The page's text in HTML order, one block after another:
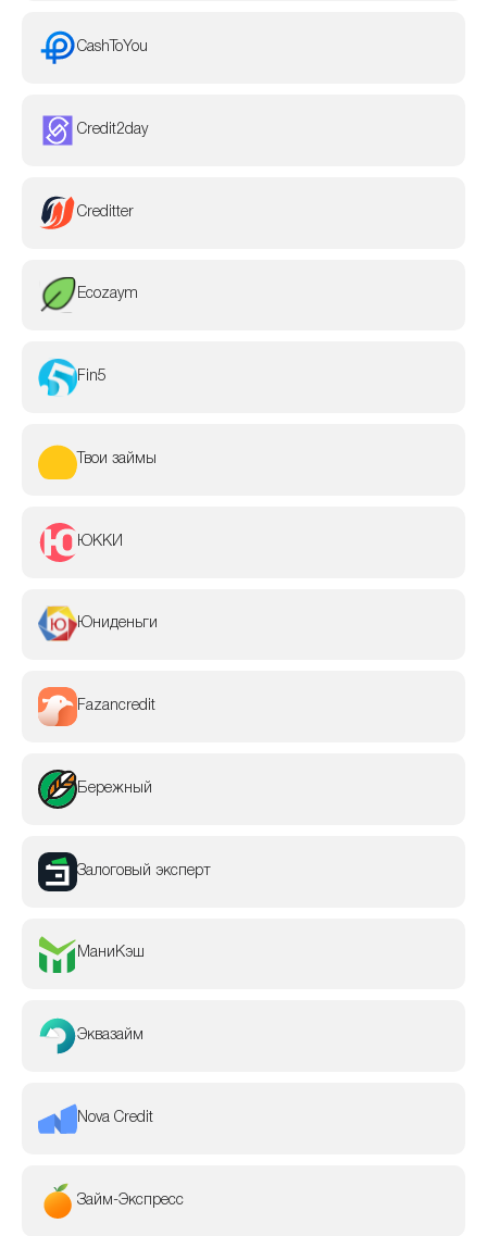
CashToYou
Credit2day
Creditter
Ecozaym
Fin5
Твои займы
ЮККИ
Юниденьги
Fazancredit
Бережный
Залоговый эксперт
МаниКэш
Эквазайм
Nova Credit
Займ-Экспресс